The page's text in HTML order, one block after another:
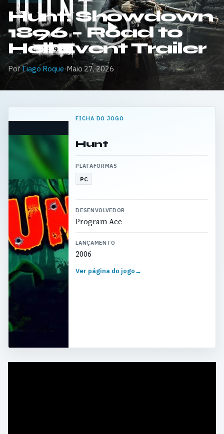
Hunt: Showdown
1896 – Road to
Hell Event Trailer
PorTiago Roque·Maio 27, 2026
FICHA DO JOGO
Hunt
PLATAFORMAS
PC
DESENVOLVEDOR
Program Ace
LANÇAMENTO
2006
Ver página do jogo→